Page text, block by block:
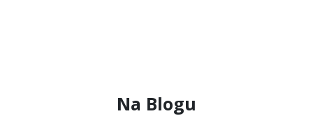
Na Blogu